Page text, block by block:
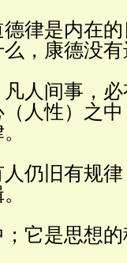
律是内在
，康德没
人间事，
人性）之
。
仍旧有规
。
它是思想